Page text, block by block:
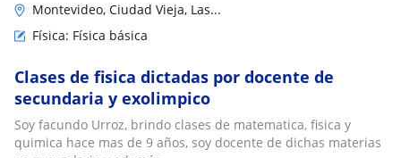
Montevideo, Ciudad Vieja, Las...
Física: Física básica
Clases de fisica dictadas por docente de
secundaria y exolimpico
Soy facundo Urroz, brindo clases de matematica, fisica y
quimica hace mas de 9 años, soy docente de dichas materias